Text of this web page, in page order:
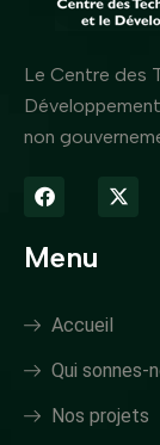
Le Centre des
non
Menu
Accueil
Qui sonnes-
Nos projets